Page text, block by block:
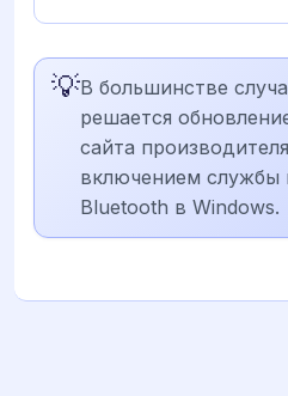
💡В большинстве
решается
сайта
включением службы
Bluetooth в Windows.